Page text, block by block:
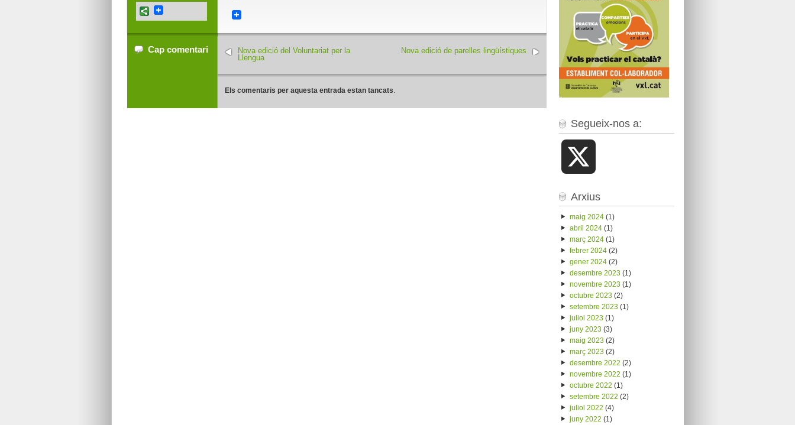
Cap comentari Nova edició de parelles lingüístiques
Nova edició del Voluntariat per la
Llengua
Els comentaris per aquesta entrada estan tancats.
Segueix-nos a:
Arxius
maig 2024(1)
abril 2024(1)
març 2024(1)
febrer 2024(2)
gener 2024(2)
desembre 2023(1)
novembre 2023(1)
octubre 2023(2)
setembre 2023(1)
juliol 2023(1)
juny 2023(3)
maig 2023(2)
març 2023(2)
desembre 2022 (2)
novembre 2022 (1)
octubre 2022 (1)
setembre 2022 (2)
juliol 2022 (4)
juny 2022 (1)